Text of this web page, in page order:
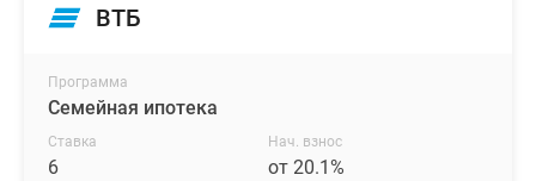
ВТБ
Программа
Семейная ипотека
Ставка
6
Нач. взнос
от 20.1%